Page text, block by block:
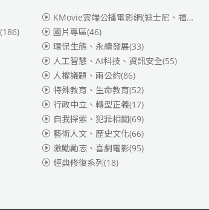
KMovie雲端公播電影網(迪士尼、福斯、索尼)
(186) 國片專區(46)
環保生態、永續發展(33)
人工智慧、AI科技、資訊安全(55)
人權議題、兩公約(86)
特殊教育、生命教育(52)
行政中立、轉型正義(17)
自我探索、犯罪相關(69)
藝術人文、歷史文化(66)
激勵勵志、喜劇電影(95)
經典修復系列(18)